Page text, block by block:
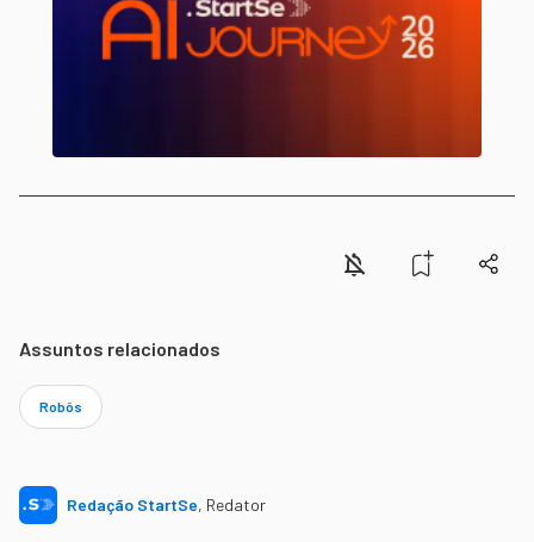
Assuntos relacionados
Robôs
Redação StartSe, Redator